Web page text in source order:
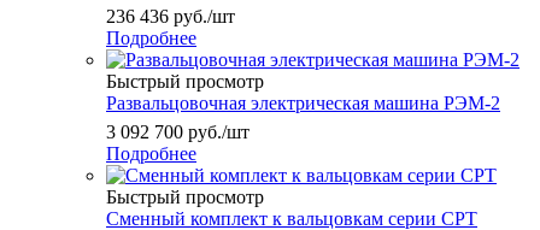
236 436 руб./шт
Подробнее
Быстрый просмотр
Развальцовочная электрическая машина РЭМ-2
3 092 700 руб./шт
Подробнее
Быстрый просмотр
Сменный комплект к вальцовкам серии СРТ